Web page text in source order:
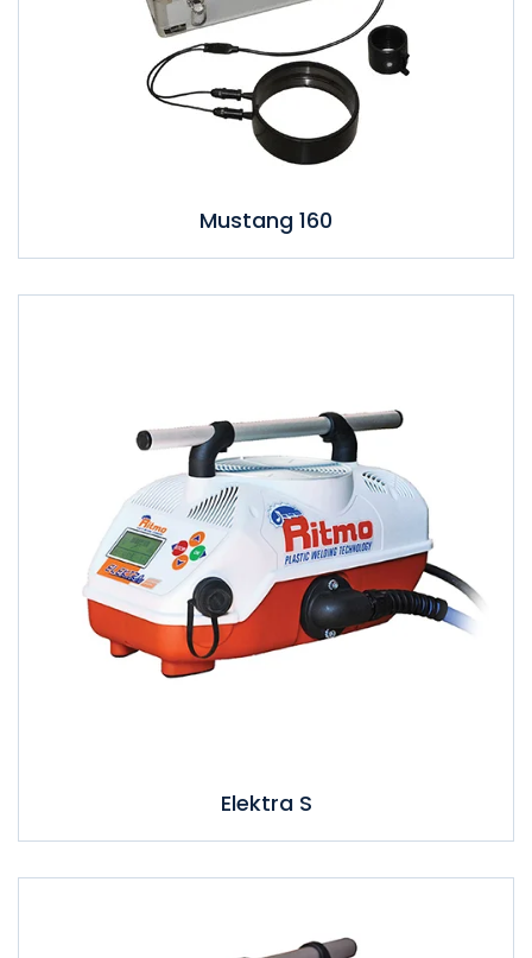
Mustang 160
Elektra S